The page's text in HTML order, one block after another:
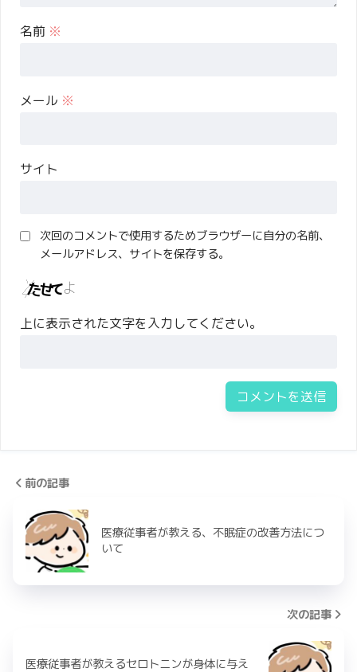
名前 ※
メール ※
サイト
次回のコメントで使用するためブラウザーに自分の名前、
メールアドレス、サイトを保存する。
上に表示された文字を入力してください。
前の記事
医療従事者が教える、不眠症の改善方法につ
いて
次の記事
医療従事者が教えるセロトニンが身体に与え